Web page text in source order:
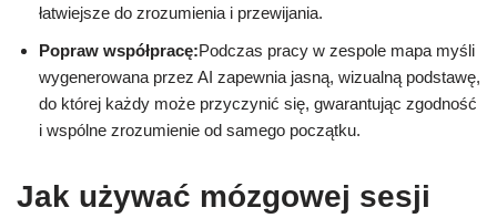
łatwiejsze do zrozumienia i przewijania.
Popraw współpracę:Podczas pracy w zespole mapa myśli
wygenerowana przez AI zapewnia jasną, wizualną podstawę,
do której każdy może przyczynić się, gwarantując zgodność
i wspólne zrozumienie od samego początku.
Jak używać mózgowej sesji